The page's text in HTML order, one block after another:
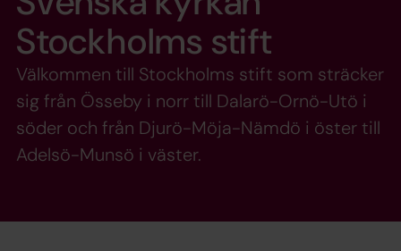
Stockholms stift
Välkommen till Stockholms stift som sträcker
sig från Össeby i norr till Dalarö-Ornö-Utö i
söder och från Djurö-Möja-Nämdö i öster till
Adelsö-Munsö i väster.